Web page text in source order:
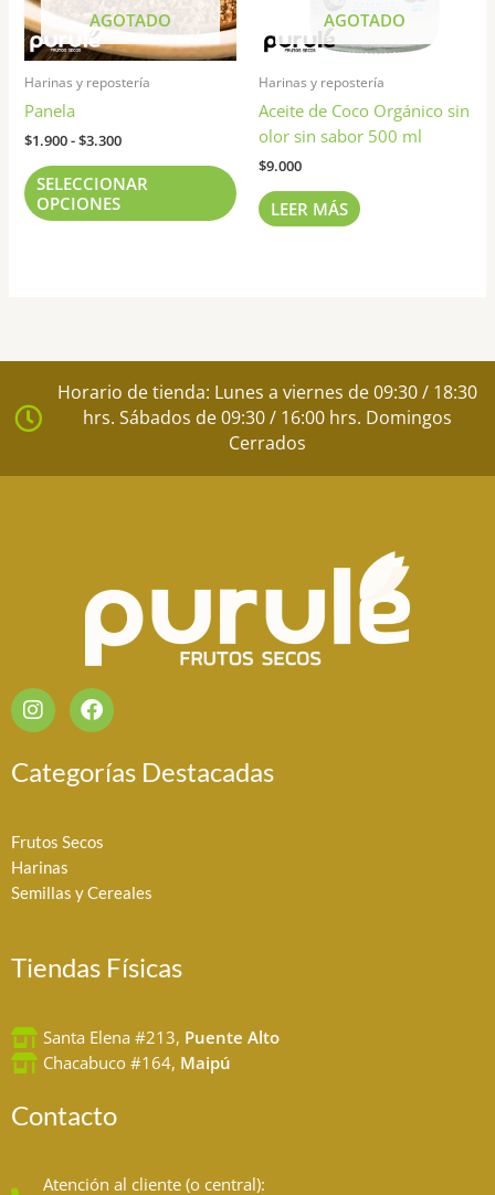
AGOTADO
Harinas y repostería
Panela
$1.900-$3.300
SELECCIONAR
OPCIONES
opciones
se
pueden
elegir
página
de
producto
AGOTADO
Harinas y repostería
Aceite de Coco Orgánico sin
olor sin sabor 500 ml
$9.000
LEER MÁS
Horario de tienda: Lunes a viernes de 09:30 / 18:30
hrs. Sábados de 09:30 / 16:00 hrs. Domingos
Cerrados
I
n
s
t
a
r
a
m
F
a
c
e
b
k
Categorías Destacadas
Frutos Secos
Harinas
Semillas y Cereales
Tiendas Físicas
Santa Elena #213, Puente Alto
Chacabuco #164, Maipú
Contacto
Atención al cliente (o central):